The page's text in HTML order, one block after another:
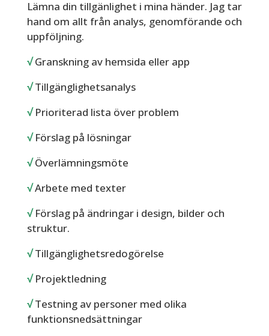
Lämna din tillgänlighet i mina händer. Jag tar
hand om allt från analys, genomförande och
uppföljning.
√ Granskning av hemsida eller app
√ Tillgänglighetsanalys
√ Prioriterad lista över problem
√ Förslag på lösningar
√ Överlämningsmöte
√Arbete med texter
√ Förslag på ändringar i design, bilder och
struktur.
√ Tillgänglighetsredogörelse
√ Projektledning
√ Testning av personer med olika
funktionsnedsättningar